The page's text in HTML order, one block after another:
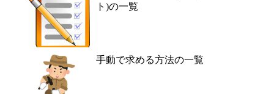
ト)の一覧
手動で求める方法の一覧